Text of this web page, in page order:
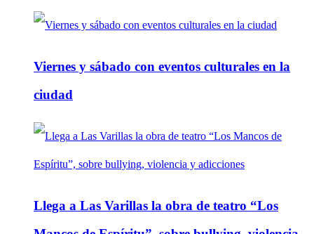
Viernes y sábado con eventos culturales en la
ciudad
Llega a Las Varillas la obra de teatro “Los